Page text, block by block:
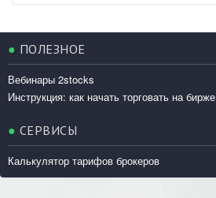
● ПОЛЕЗНОЕ
Вебинары 2stocks
Инструкция: как начать торговать на бирже
● СЕРВИСЫ
Калькулятор тарифов брокеров